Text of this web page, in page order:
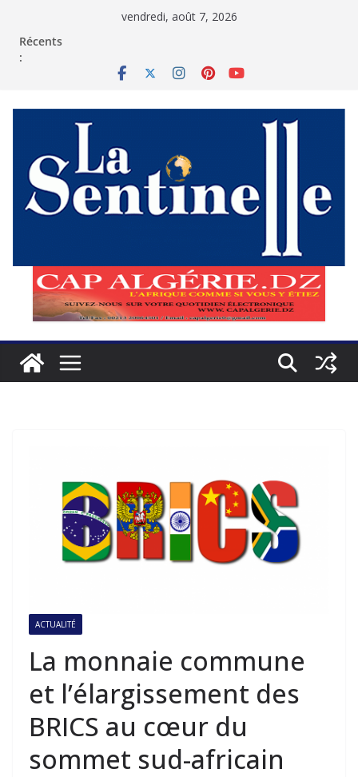
vendredi, août 7, 2026
Récents
:
ACTUALITÉ
La monnaie commune
et l’élargissement des
BRICS au cœur du
sommet sud-africain